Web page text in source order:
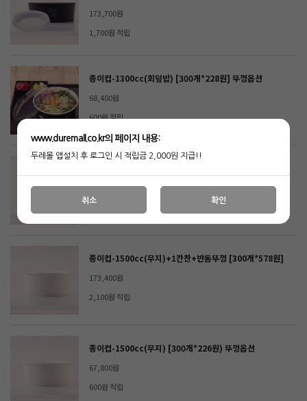
173,700원
1,700원 적립
종이컵-1300cc(회덮밥) [300개*228원] 뚜껑옵션
68,400원
600원 적립
68,400원
종이컵-1500cc(무지)+1칸찬+반돔뚜껑 [300개*578원]
173,400원
2,100원 적립
종이컵-1500cc(무지) [300개*226원) 뚜껑옵션
67,800원
600원 적립
www.duremall.co.kr의 페이지 내용:
두레몰 앱설치 후 로그인 시 적립금 2,000원 지급!!
취소 확인